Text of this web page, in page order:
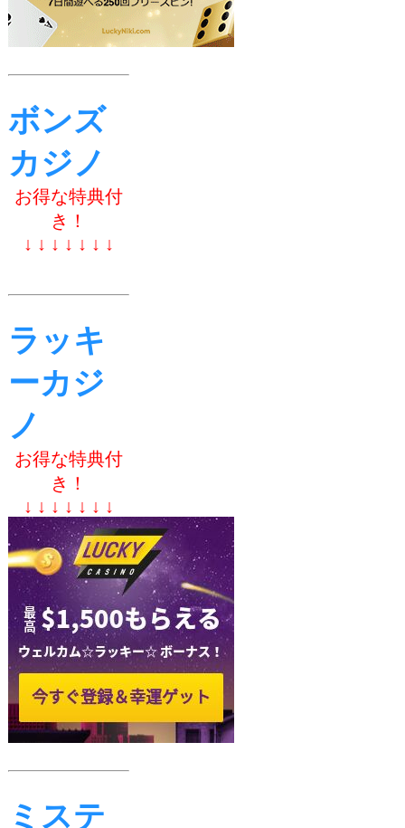
ボンズ
カジノ
お得な特典付
き！
↓ ↓ ↓ ↓ ↓ ↓ ↓
ラッキ
ーカジ
ノ
お得な特典付
き！
↓ ↓ ↓ ↓ ↓ ↓ ↓
ミステ